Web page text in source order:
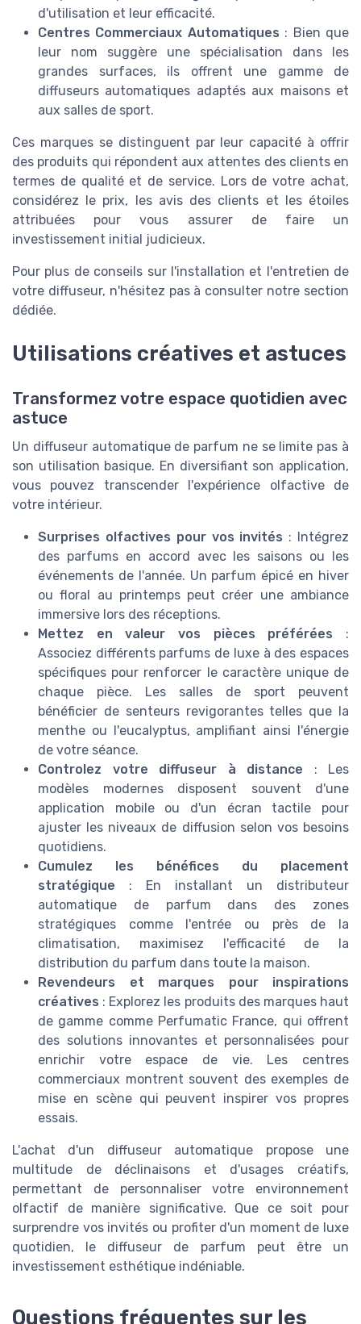
d'utilisation et leur efficacité.
Centres Commerciaux Automatiques : Bien que
leur nom suggère une spécialisation dans les
grandes surfaces, ils offrent une gamme de
diffuseurs automatiques adaptés aux maisons et
aux salles de sport.
Ces marques se distinguent par leur capacité à offrir
des produits qui répondent aux attentes des clients en
termes de qualité et de service. Lors de votre achat,
considérez le prix, les avis des clients et les étoiles
attribuées pour vous assurer de faire un
investissement initial judicieux.
Pour plus de conseils sur l'installation et l'entretien de
votre diffuseur, n'hésitez pas à consulter notre section
dédiée.
Utilisations créatives et astuces
Transformez votre espace quotidien avec
astuce
Un diffuseur automatique de parfum ne se limite pas à
son utilisation basique. En diversifiant son application,
vous pouvez transcender l'expérience olfactive de
votre intérieur.
Surprises olfactives pour vos invités : Intégrez
des parfums en accord avec les saisons ou les
événements de l'année. Un parfum épicé en hiver
ou floral au printemps peut créer une ambiance
immersive lors des réceptions.
Mettez en valeur vos pièces préférées :
Associez différents parfums de luxe à des espaces
spécifiques pour renforcer le caractère unique de
chaque pièce. Les salles de sport peuvent
bénéficier de senteurs revigorantes telles que la
menthe ou l'eucalyptus, amplifiant ainsi l'énergie
de votre séance.
Controlez votre diffuseur à distance : Les
modèles modernes disposent souvent d'une
application mobile ou d'un écran tactile pour
ajuster les niveaux de diffusion selon vos besoins
quotidiens.
Cumulez les bénéfices du placement
stratégique : En installant un distributeur
automatique de parfum dans des zones
stratégiques comme l'entrée ou près de la
climatisation, maximisez l'efficacité de la
distribution du parfum dans toute la maison.
Revendeurs et marques pour inspirations
créatives : Explorez les produits des marques haut
de gamme comme Perfumatic France, qui offrent
des solutions innovantes et personnalisées pour
enrichir votre espace de vie. Les centres
commerciaux montrent souvent des exemples de
mise en scène qui peuvent inspirer vos propres
essais.
L'achat d'un diffuseur automatique propose une
multitude de déclinaisons et d'usages créatifs,
permettant de personnaliser votre environnement
olfactif de manière significative. Que ce soit pour
surprendre vos invités ou profiter d'un moment de luxe
quotidien, le diffuseur de parfum peut être un
investissement esthétique indéniable.
Questions fréquentes sur les